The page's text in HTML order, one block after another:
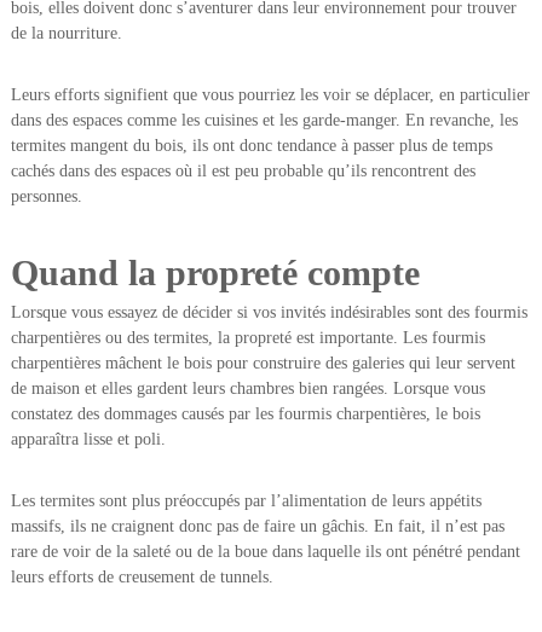
bois, elles doivent donc s’aventurer dans leur environnement pour trouver
de la nourriture.
Leurs efforts signifient que vous pourriez les voir se déplacer, en particulier
dans des espaces comme les cuisines et les garde-manger. En revanche, les
termites mangent du bois, ils ont donc tendance à passer plus de temps
cachés dans des espaces où il est peu probable qu’ils rencontrent des
personnes.
Quand la propreté compte
Lorsque vous essayez de décider si vos invités indésirables sont des fourmis
charpentières ou des termites, la propreté est importante. Les fourmis
charpentières mâchent le bois pour construire des galeries qui leur servent
de maison et elles gardent leurs chambres bien rangées. Lorsque vous
constatez des dommages causés par les fourmis charpentières, le bois
apparaîtra lisse et poli.
Les termites sont plus préoccupés par l’alimentation de leurs appétits
massifs, ils ne craignent donc pas de faire un gâchis. En fait, il n’est pas
rare de voir de la saleté ou de la boue dans laquelle ils ont pénétré pendant
leurs efforts de creusement de tunnels.